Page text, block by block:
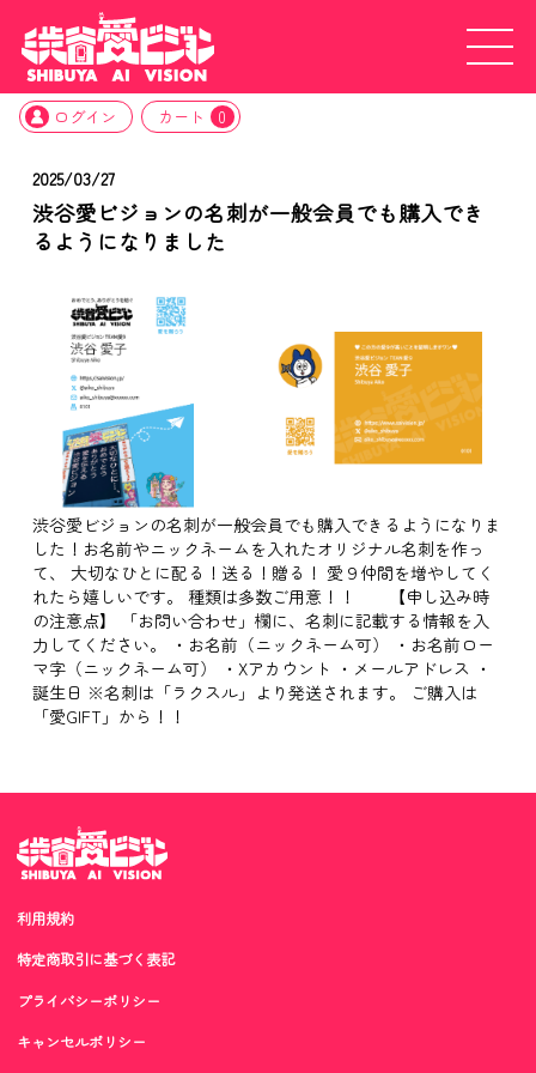
ログイン カート 0
2025/03/27
渋谷愛ビジョンの名刺が一般会員でも購入でき
るようになりました
渋谷愛ビジョンの名刺が一般会員でも購入できるようになりま
した！お名前やニックネームを入れたオリジナル名刺を作っ
て、 大切なひとに配る！送る！贈る！ 愛９仲間を増やしてく
れたら嬉しいです。 種類は多数ご用意！！ 【申し込み時
の注意点】 「お問い合わせ」欄に、名刺に記載する情報を入
力してください。 ・お名前（ニックネーム可） ・お名前ロー
マ字（ニックネーム可） ・Xアカウント ・メールアドレス ・
誕生日 ※名刺は「ラクスル」より発送されます。 ご購入は
「愛GIFT」から！！
利用規約
特定商取引に基づく表記
プライバシーポリシー
キャンセルポリシー